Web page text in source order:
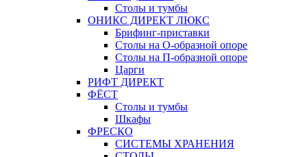
Столы и тумбы
ОНИКС ДИРЕКТ ЛЮКС
Брифинг-приставки
Столы на О-образной опоре
Столы на П-образной опоре
Царги
РИФТ ДИРЕКТ
ФЁСТ
Столы и тумбы
Шкафы
ФРЕСКО
СИСТЕМЫ ХРАНЕНИЯ